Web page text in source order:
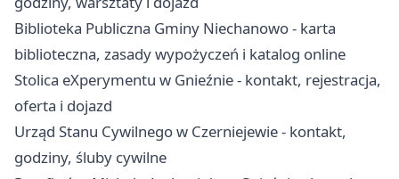
Biblioteka Publiczna Gminy Niechanowo - karta
biblioteczna, zasady wypożyczeń i katalog online
Stolica eXperymentu w Gnieźnie - kontakt, rejestracja,
oferta i dojazd
Urząd Stanu Cywilnego w Czerniejewie - kontakt,
godziny, śluby cywilne